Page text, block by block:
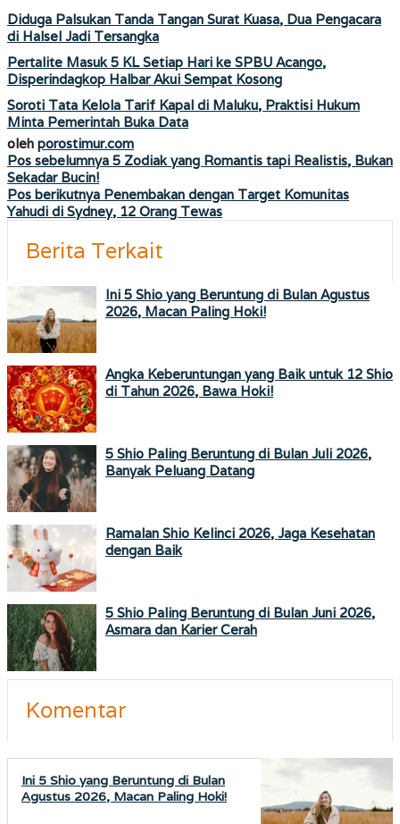
Diduga Palsukan Tanda Tangan Surat Kuasa, Dua Pengacara
di Halsel Jadi Tersangka
Pertalite Masuk 5 KL Setiap Hari ke SPBU Acango,
Disperindagkop Halbar Akui Sempat Kosong
Soroti Tata Kelola Tarif Kapal di Maluku, Praktisi Hukum
Minta Pemerintah Buka Data
oleh porostimur.com
Navigasi
pos
Pos sebelumnya ⁠5 Zodiak yang Romantis tapi Realistis, Bukan
Sekadar Bucin!
Pos berikutnya Penembakan dengan Target Komunitas
Yahudi di Sydney, 12 Orang Tewas
Berita Terkait
Ini 5 Shio yang Beruntung di Bulan Agustus
2026, Macan Paling Hoki!
Angka Keberuntungan yang Baik untuk 12 Shio
di Tahun 2026, Bawa Hoki!
5 Shio Paling Beruntung di Bulan Juli 2026,
Banyak Peluang Datang
Ramalan Shio Kelinci 2026, Jaga Kesehatan
dengan Baik
5 Shio Paling Beruntung di Bulan Juni 2026,
Asmara dan Karier Cerah
Komentar
Ini 5 Shio yang Beruntung di Bulan
Agustus 2026, Macan Paling Hoki!